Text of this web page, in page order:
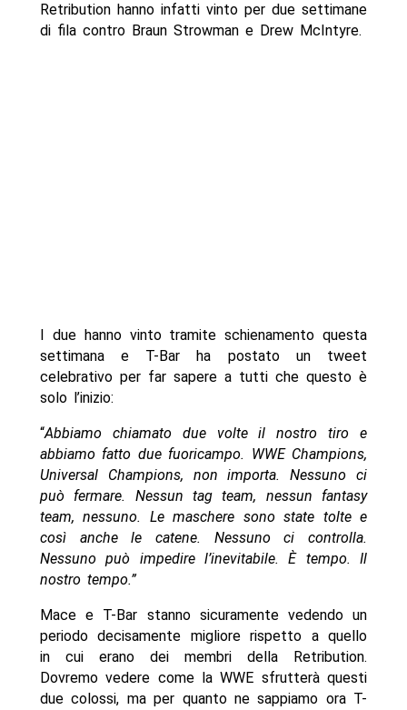
Retribution hanno infatti vinto per due settimane
di fila contro Braun Strowman e Drew McIntyre.
I due hanno vinto tramite schienamento questa
settimana e T-Bar ha postato un tweet
celebrativo per far sapere a tutti che questo è
solo l’inizio:
“Abbiamo chiamato due volte il nostro tiro e
abbiamo fatto due fuoricampo. WWE Champions,
Universal Champions, non importa. Nessuno ci
può fermare. Nessun tag team, nessun fantasy
team, nessuno. Le maschere sono state tolte e
così anche le catene. Nessuno ci controlla.
Nessuno può impedire l’inevitabile. È tempo. Il
nostro tempo.”
Mace e T-Bar stanno sicuramente vedendo un
periodo decisamente migliore rispetto a quello
in cui erano dei membri della Retribution.
Dovremo vedere come la WWE sfrutterà questi
due colossi, ma per quanto ne sappiamo ora T-